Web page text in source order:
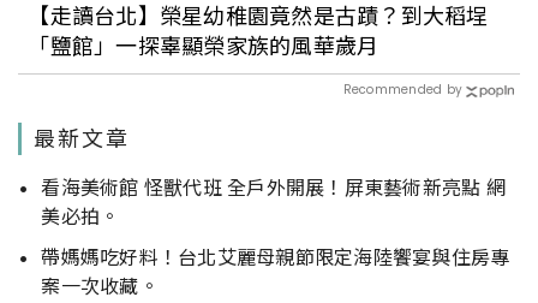
【走讀台北】榮星幼稚園竟然是古蹟？到大稻埕
「鹽館」一探辜顯榮家族的風華歲月
Recommended by
最新文章
看海美術館 怪獸代班 全戶外開展！屏東藝術新亮點 網
美必拍。
帶媽媽吃好料！台北艾麗母親節限定海陸饗宴與住房專
案一次收藏。